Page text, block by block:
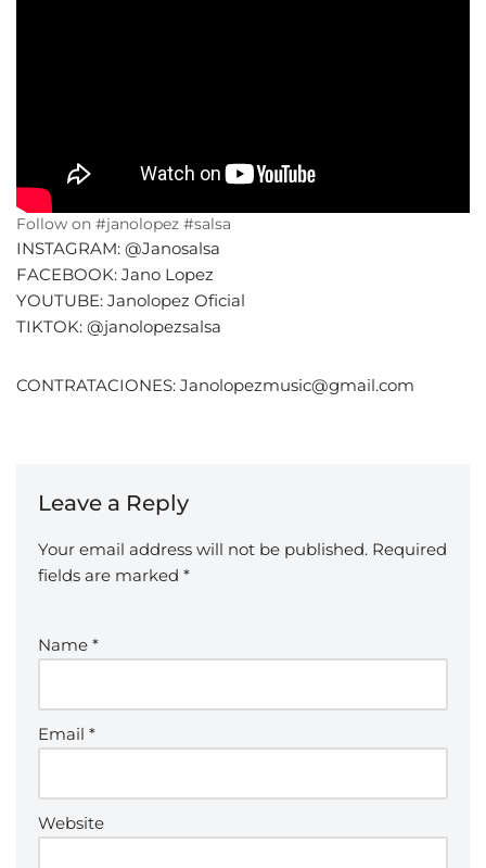
Follow on #janolopez #salsa
INSTAGRAM: @Janosalsa
FACEBOOK: Jano Lopez
YOUTUBE: Janolopez Oficial
TIKTOK: @janolopezsalsa
CONTRATACIONES: Janolopezmusic@gmail.com
Leave a Reply
Your email address will not be published. Required
fields are marked *
Name *
Email *
Website